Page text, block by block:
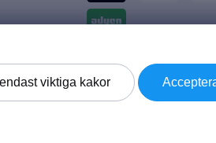
Leverans av
viktiga kakor